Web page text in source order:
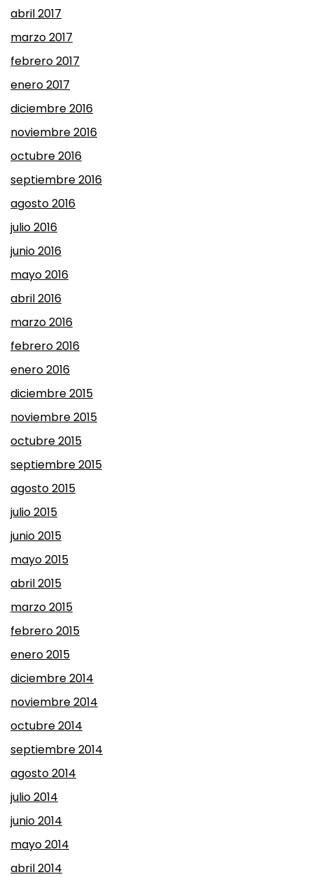
abril 2017
marzo 2017
febrero 2017
enero 2017
diciembre 2016
noviembre 2016
octubre 2016
septiembre 2016
agosto 2016
julio 2016
junio 2016
mayo 2016
abril 2016
marzo 2016
febrero 2016
enero 2016
diciembre 2015
noviembre 2015
octubre 2015
septiembre 2015
agosto 2015
julio 2015
junio 2015
mayo 2015
abril 2015
marzo 2015
febrero 2015
enero 2015
diciembre 2014
noviembre 2014
octubre 2014
septiembre 2014
agosto 2014
julio 2014
junio 2014
mayo 2014
abril 2014